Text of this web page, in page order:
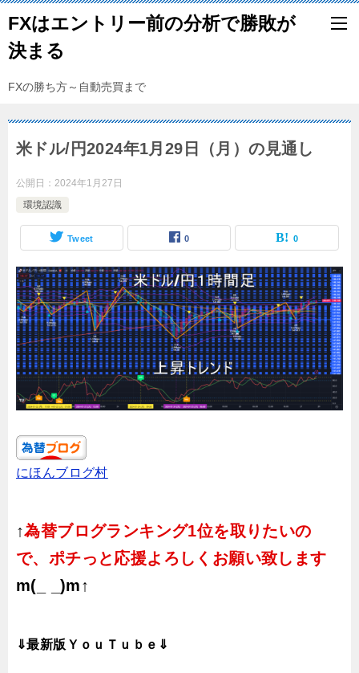
FXはエントリー前の分析で勝敗が
決まる
FXの勝ち方～自動売買まで
米ドル/円2024年1月29日（月）の見通し
公開日： 2024年1月27日
環境認識
Tweet 0 0
にほんブログ村
↑為替ブログランキング1位を取りたいの
で、ポチっと応援よろしくお願い致します
m(_ _)m↑
⇓最新版ＹｏｕＴｕｂｅ⇓